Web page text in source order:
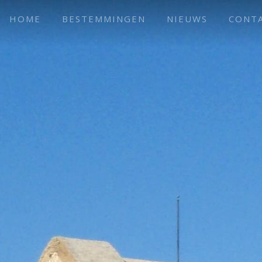
HOME BESTEMMINGEN NIEUWS